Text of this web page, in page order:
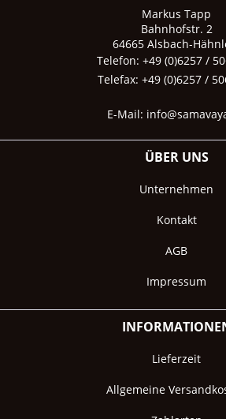
Markus Tapp
Bahnhofstr. 2
64665 Alsbach-
Telefon: +49 (0)6257 /
Telefax: +49 (0)6257 /
E-Mail:
ÜBER UNS
Unternehmen
Kontakt
AGB
Impressum
Lieferzeit
Allgemeine